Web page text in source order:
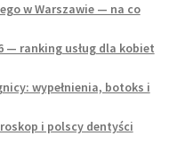
w Warszawie — na co
— ranking usług dla kobiet
wypełnienia, botoks i
i polscy dentyści